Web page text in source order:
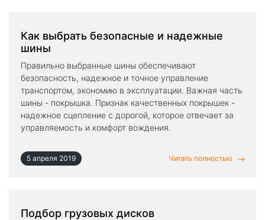
Как выбрать безопасные и надежные
шины
Правильно выбранные шины обеспечивают
безопасность, надежное и точное управление
транспортом, экономию в эксплуатации. Важная часть
шины - покрышка. Признак качественных покрышек -
надежное сцепление с дорогой, которое отвечает за
управляемость и комфорт вождения.
5 апреля 2019 Читать полностью
Подбор грузовых дисков